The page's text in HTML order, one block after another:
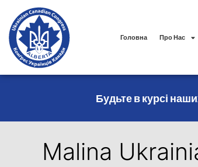
Головна Про Нас
Будьте в курсі
Malina